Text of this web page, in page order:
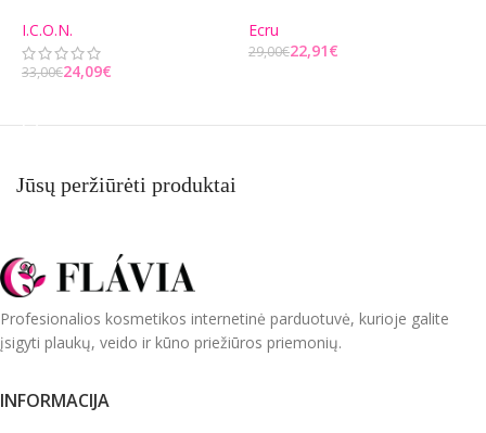
I.C.O.N.
33,00€24,09€
Ecru
29,00€22,91€
Jūsų peržiūrėti produktai
Profesionalios kosmetikos internetinė parduotuvė, kurioje galite
įsigyti plaukų, veido ir kūno priežiūros priemonių.
INFORMACIJA